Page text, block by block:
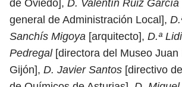
de Oviedo], D. Valentín Ruiz García
general de Administración Local],
Sanchís Migoya [arquitecto], D.ª
Pedregal[directora del Museo Juan
Gijón], D. Javier Santos [directivo